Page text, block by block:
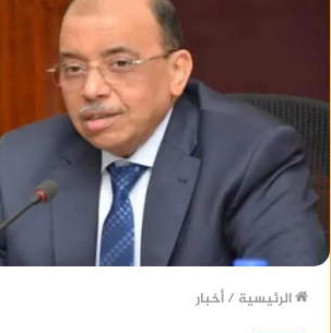
الرئيسية /أخبار